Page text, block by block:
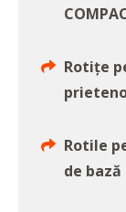
Rotițe
Rotile
de bază